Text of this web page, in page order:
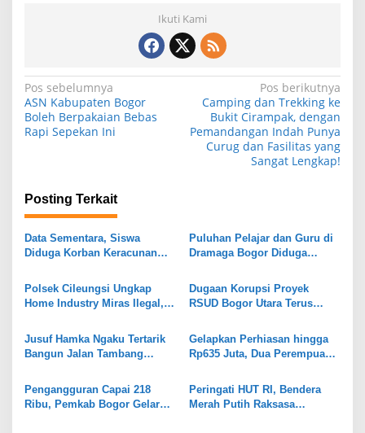
Ikuti Kami
N
a
v
a
s
i
o
Pos sebelumnya
ASN Kabupaten Bogor
Boleh Berpakaian Bebas
Rapi Sepekan Ini
Pos berikutnya
Camping dan Trekking ke
Bukit Cirampak, dengan
Pemandangan Indah Punya
Curug dan Fasilitas yang
Sangat Lengkap!
Posting Terkait
Data Sementara, Siswa
Diduga Korban Keracunan
25 Orang
Puluhan Pelajar dan Guru di
Dramaga Bogor Diduga
MBG
Polsek Cileungsi Ungkap
Home Industry Miras Ilegal,
Dugaan Korupsi Proyek
RSUD Bogor Utara Terus
Kejari
Jusuf Hamka Ngaku Tertarik
Bangun Jalan Tambang
Gelapkan Perhiasan hingga
Rp635 Juta, Dua Perempuan
Ditangkap
Pengangguran Capai 218
Ribu, Pemkab Bogor Gelar
Peringati HUT RI, Bendera
Merah Putih Raksasa